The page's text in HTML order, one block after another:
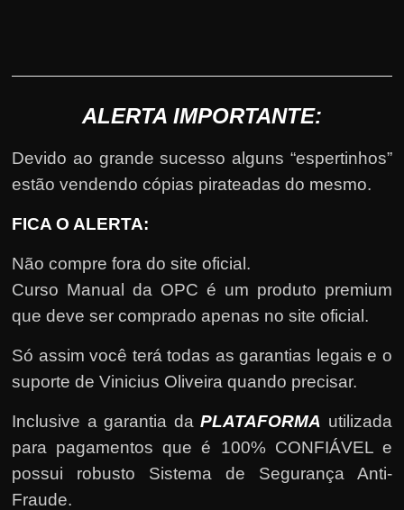
ALERTA IMPORTANTE:
Devido ao grande sucesso alguns “espertinhos”
estão vendendo cópias pirateadas do mesmo.
FICA O ALERTA:
Não compre fora do site oficial.
Curso Manual da OPC é um produto premium
que deve ser comprado apenas no site oficial.
Só assim você terá todas as garantias legais e o
suporte de Vinicius Oliveira quando precisar.
Inclusive a garantia daPLATAFORMA utilizada
para pagamentos que é 100% CONFIÁVEL e
possui robusto Sistema de Segurança Anti-
Fraude.